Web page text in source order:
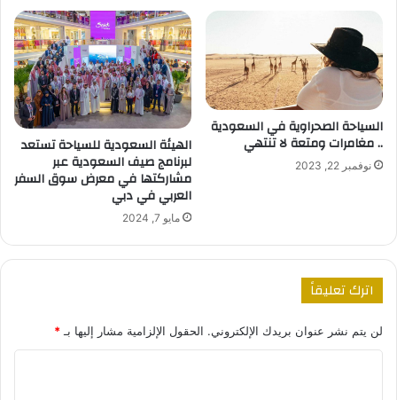
السياحة الصحراوية في السعودية
.. مغامرات ومتعة لا تنتهي
نوفمبر 22, 2023
الهيئة السعودية للسياحة تستعد
لبرنامج صيف السعودية عبر
مشاركتها في معرض سوق السفر
العربي في دبي
مايو 7, 2024
اترك تعليقاً
لن يتم نشر عنوان بريدك الإلكتروني. الحقول الإلزامية مشار إليها بـ*